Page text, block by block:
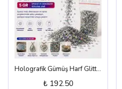
Holografik Gümüş Harf Glitter – 5 gr
₺ 192.50